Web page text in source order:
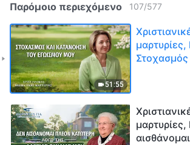
Παρόμοιο περιεχόμενο 107/577
51:55
Στοχασμός